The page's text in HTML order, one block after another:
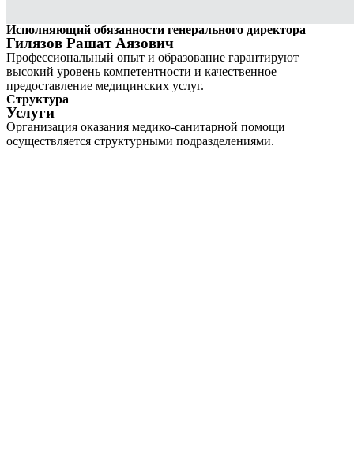
Исполняющий обязанности генерального директора
Гилязов Рашат Аязович
Профессиональный опыт и образование гарантируют
высокий уровень компетентности и качественное
предоставление медицинских услуг.
Структура
Услуги
Организация оказания медико-санитарной помощи
осуществляется структурными подразделениями.